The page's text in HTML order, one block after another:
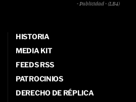
- Publicidad - (LB4)
HISTORIA
MEDIA KIT
FEEDS RSS
PATROCINIOS
DERECHO DE RÉPLICA